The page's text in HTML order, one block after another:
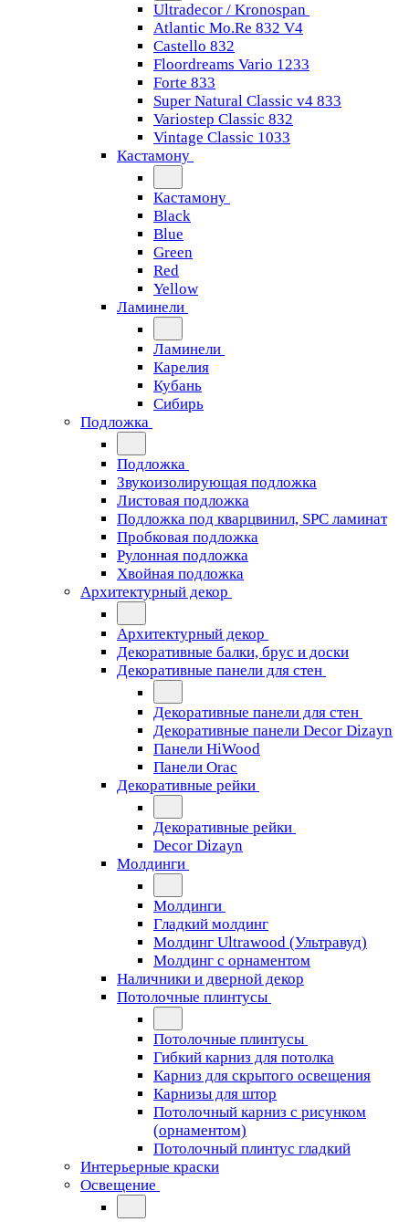
Ultradecor / Kronospan
Atlantic Mo.Re 832 V4
Castello 832
Floordreams Vario 1233
Forte 833
Super Natural Classic v4 833
Variostep Classic 832
Vintage Classic 1033
Кастамону
Кастамону
Black
Blue
Green
Red
Yellow
Ламинели
Ламинели
Карелия
Кубань
Сибирь
Подложка
Подложка
Звукоизолирующая подложка
Листовая подложка
Подложка под кварцвинил, SPC ламинат
Пробковая подложка
Рулонная подложка
Хвойная подложка
Архитектурный декор
Архитектурный декор
Декоративные балки, брус и доски
Декоративные панели для стен
Декоративные панели для стен
Декоративные панели Decor Dizayn
Панели HiWood
Панели Orac
Декоративные рейки
Декоративные рейки
Decor Dizayn
Молдинги
Молдинги
Гладкий молдинг
Молдинг Ultrawood (Ультравуд)
Молдинг с орнаментом
Наличники и дверной декор
Потолочные плинтусы
Потолочные плинтусы
Гибкий карниз для потолка
Карниз для скрытого освещения
Карнизы для штор
Потолочный карниз с рисунком
(орнаментом)
Потолочный плинтус гладкий
Интерьерные краски
Освещение